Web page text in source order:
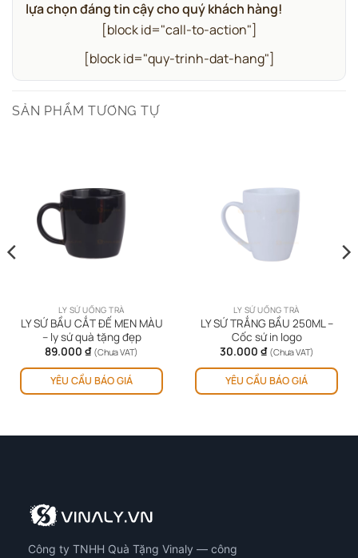
lựa chọn đáng tin cậy cho quý khách hàng!
[block id="call-to-action"]
[block id="quy-trinh-dat-hang"]
SẢN PHẨM TƯƠNG TỰ
LY SỨ UỐNG TRÀ
LY SỨ BẦU CẮT ĐẾ MEN MÀU
– ly sứ quà tặng đẹp
89.000 ₫ (Chưa VAT)
YÊU CẦU BÁO GIÁ
thể
LY SỨ UỐNG TRÀ
LY SỨ TRẮNG BẦU 250ML –
Cốc sứ in logo
30.000 ₫ (Chưa VAT)
YÊU CẦU BÁO GIÁ
Công ty TNHH Quà Tặng Vinaly — công